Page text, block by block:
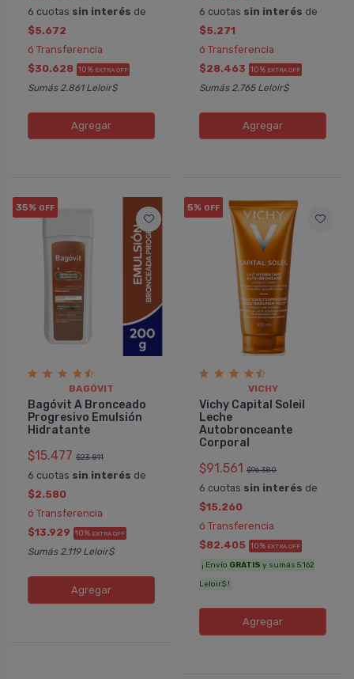
6 cuotas sin interés de
$5.672
ó Transferencia
$30.628 10% EXTRA OFF
Sumás 2.861 Leloir$
Agregar
6 cuotas sin interés de
$5.271
ó Transferencia
$28.463 10% EXTRA OFF
Sumás 2.765 Leloir$
Agregar
35% OFF
BAGÓVIT
Bagóvit A Bronceado
Progresivo Emulsión
Hidratante
$15.477 $23.811
6 cuotas sin interés de
$2.580
ó Transferencia
$13.929 10% EXTRA OFF
Sumás 2.119 Leloir$
Agregar
5% OFF
VICHY
Vichy Capital Soleil
Leche
Autobronceante
Corporal
$91.561 $96.380
6 cuotas sin interés de
$15.260
ó Transferencia
$82.405 10% EXTRA OFF
¡ Envío GRATIS y sumás 5.162
Leloir$ !
Agregar